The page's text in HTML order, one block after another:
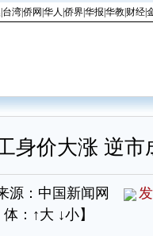
台湾|侨网 华人 侨界|华报 华教| 财经|
身价大涨 逆市
源：中国新闻网
体： ↑大 ↓小】